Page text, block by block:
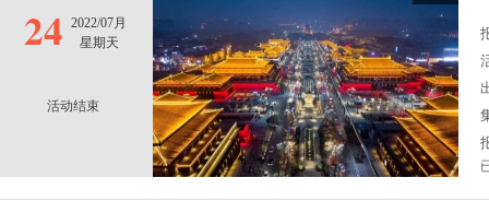
24 2022/07月
星期天
活动结束